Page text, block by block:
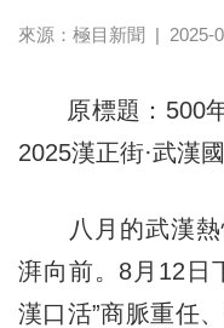
來源： 極目新聞 | 2025-
原標題：500年
2025漢正街·武漢
八月的武漢熱
湃向前。8月12日
漢口活”商脈重任